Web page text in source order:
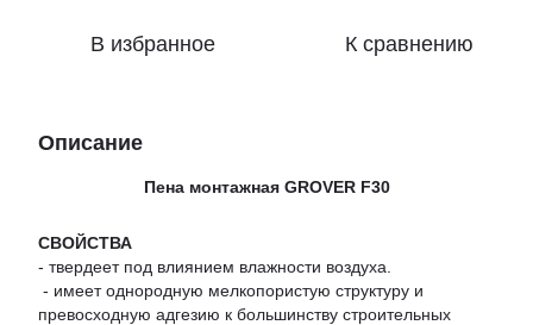
В избранное К сравнению
Описание
Пена монтажная GROVER F30
СВОЙСТВА
- твердеет под влиянием влажности воздуха.
- имеет однородную мелкопористую структуру и
превосходную адгезию к большинству строительных